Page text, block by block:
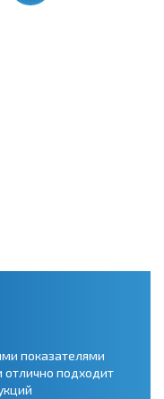
показателями
отлично подходит